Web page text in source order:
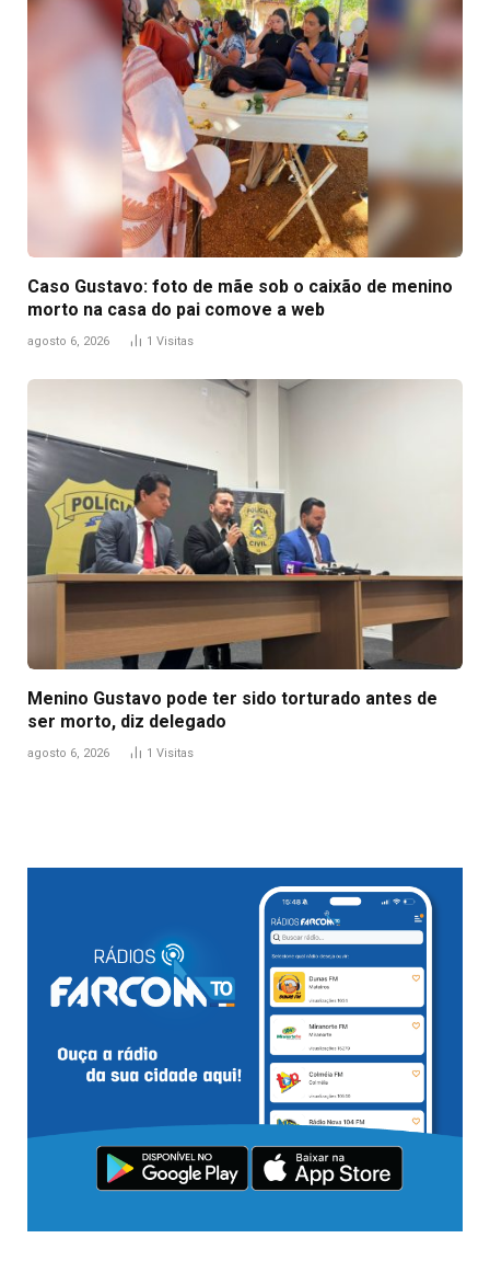
Caso Gustavo: foto de mãe sob o caixão de menino
morto na casa do pai comove a web
agosto 6, 2026 1 Visitas
Menino Gustavo pode ter sido torturado antes de
ser morto, diz delegado
agosto 6, 2026 1 Visitas